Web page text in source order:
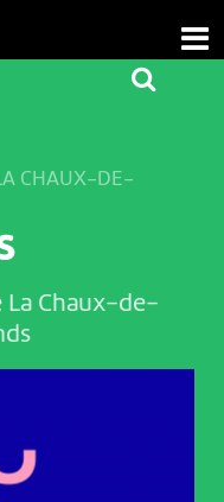
CHAUX-DE-
La Chaux-de-